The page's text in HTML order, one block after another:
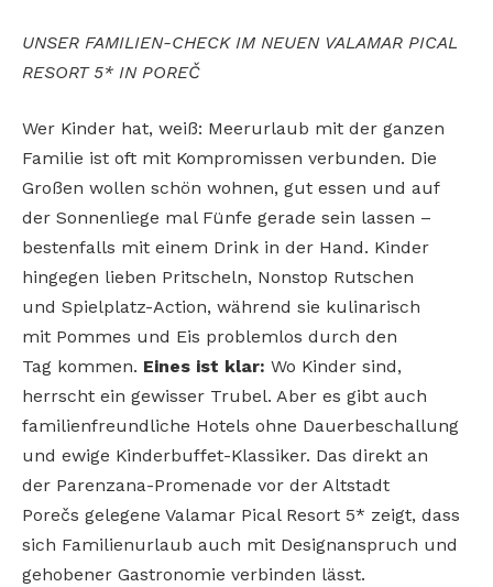
UNSER FAMILIEN-CHECK IM NEUEN VALAMAR PICAL
RESORT 5* IN POREČ
Wer Kinder hat, weiß: Meerurlaub mit der ganzen
Familie ist oft mit Kompromissen verbunden. Die
Großen wollen schön wohnen, gut essen und auf
der Sonnenliege mal Fünfe gerade sein lassen –
bestenfalls mit einem Drink in der Hand. Kinder
hingegen lieben Pritscheln, Nonstop Rutschen
und Spielplatz-Action, während sie kulinarisch
mit Pommes und Eis problemlos durch den
Tag kommen. Eines ist klar: Wo Kinder sind,
herrscht ein gewisser Trubel. Aber es gibt auch
familienfreundliche Hotels ohne Dauerbeschallung
und ewige Kinderbuffet-Klassiker. Das direkt an
der Parenzana-Promenade vor der Altstadt
Porečs gelegene Valamar Pical Resort 5* zeigt, dass
sich Familienurlaub auch mit Designanspruch und
gehobener Gastronomie verbinden lässt.